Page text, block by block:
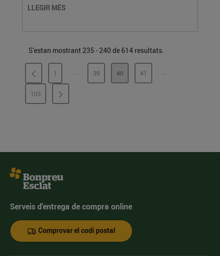
LLEGIR MÉS
S'estan mostrant 235 - 240 de 614 resultats.
PÀGINA
1 ...PÀGINES INTERMÈDIES
PÀGINA
39 PÀGINA
40 PÀGINA
41 ...PÀGINES
PÀGINA
103
Serveis d'entrega de compra online
Comprovar el codi postal